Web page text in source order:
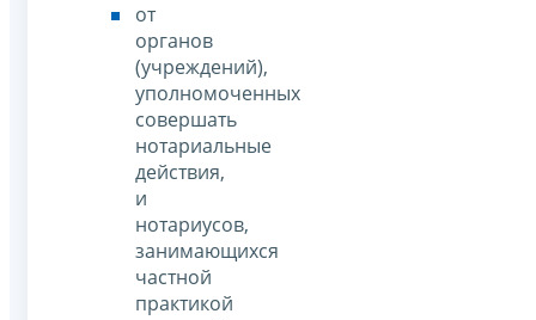
от
органов
(учреждений),
уполномоченных
совершать
нотариальные
действия,
и
нотариусов,
занимающихся
частной
практикой